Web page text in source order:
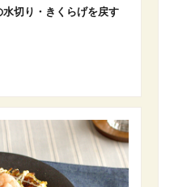
切り・きくらげを戻す